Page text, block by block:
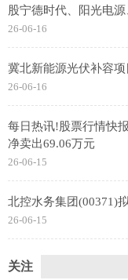
股宁德时代、阳光电
26-06-16
冀北新能源光伏补容项
26-06-16
每日热讯!股票行情快
净卖出69.06万元
26-06-15
北控水务集团(00371)
26-06-15
关注